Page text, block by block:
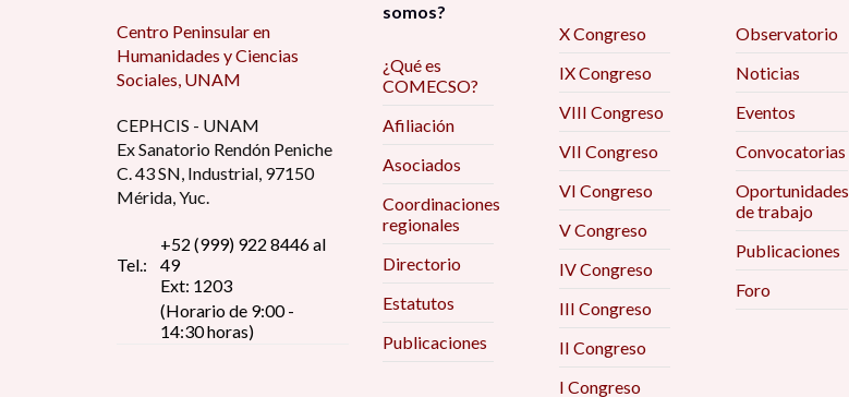
Centro Peninsular en
Humanidades y Ciencias
Sociales, UNAM
CEPHCIS - UNAM
Ex Sanatorio Rendón Peniche
C. 43 SN, Industrial, 97150
Mérida, Yuc.
Tel.:
+52 (999) 922 8446 al
49
Ext: 1203
(Horario de 9:00 -
14:30 horas)
somos?
¿Qué es
COMECSO?
Afiliación
Asociados
Coordinaciones
regionales
Directorio
Estatutos
Publicaciones
X Congreso
IX Congreso
VIII Congreso
VII Congreso
VI Congreso
V Congreso
IV Congreso
III Congreso
II Congreso
I Congreso
Observatorio
Noticias
Eventos
Convocatorias
Oportunidades
de trabajo
Publicaciones
Foro